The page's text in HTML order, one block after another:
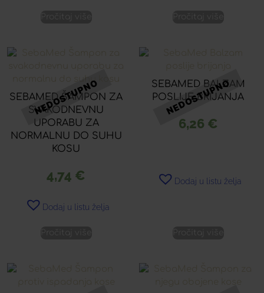
SEBAMED ŠAMPON ZA
SVAKODNEVNU
UPORABU ZA
NORMALNU DO SUHU
KOSU
4,74 €
Dodaj u listu želja
SEBAMED BALZAM
POSLIJE BRIJANJA
6,26 €
Dodaj u listu želja